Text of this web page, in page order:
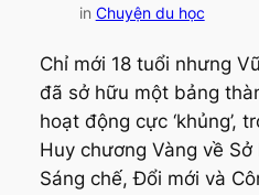
in Chuyện du học
Chỉ mới 18 tuổi nhưng
đã sở hữu một bảng
hoạt động cực ‘khủng’,
Huy chương Vàng về
Sáng chế, Đổi mới và